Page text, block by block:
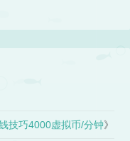
技巧4000虚拟币/分钟》